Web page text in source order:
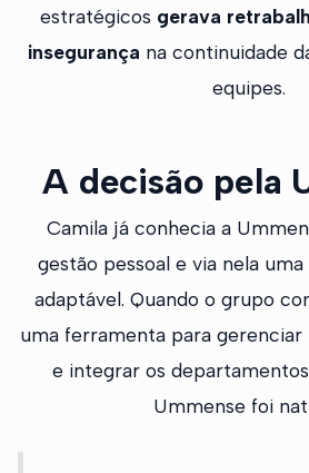
estratégicos gerava
insegurança na continuidade
equipes.
A decisão pela
Camila já conhecia a
gestão pessoal e via nela
adaptável. Quando o grupo
uma ferramenta para gerenciar
e integrar os
Ummense foi